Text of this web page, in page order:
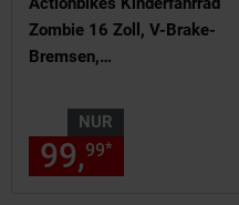
Zombie 16 Zoll, V-Brake-
Bremsen,
Stützräder, Reflektoren
NUR
99,99*